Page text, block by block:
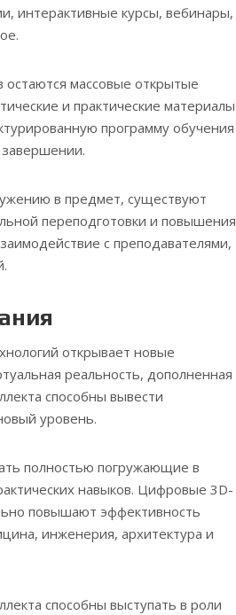
интерактивные курсы, вебинары,
массовые открытые
и практические материалы
программу обучения
в предмет, существуют
переподготовки и повышения
с преподавателями,
открывает новые
реальность, дополненная
способны вывести
уровень.
полностью погружающие в
навыков. Цифровые 3D-
повышают эффективность
инженерия, архитектура и
способны выступать в роли